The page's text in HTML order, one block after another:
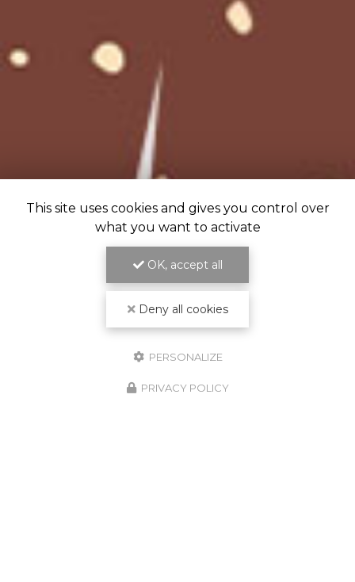
This site uses cookies and gives you control over
what you want to activate
OK, accept all
Deny all cookies
PERSONALIZE
PRIVACY POLICY